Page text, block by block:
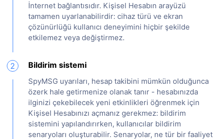
İnternet bağlantısıdır. Kişisel Hesabın arayüzü
tamamen uyarlanabilirdir: cihaz türü ve ekran
çözünürlüğü kullanıcı deneyimini hiçbir şekilde
etkilemez veya değiştirmez.
2 Bildirim sistemi
SpyMSG uyarıları, hesap takibini mümkün olduğunca
özerk hale getirmenize olanak tanır - hesabınızda
ilginizi çekebilecek yeni etkinlikleri öğrenmek için
Kişisel Hesabınızı açmanız gerekmez: bildirim
sistemini yapılandırırken, kullanıcılar bildirim
senaryoları oluşturabilir. Senaryolar, ne tür bir faaliyet